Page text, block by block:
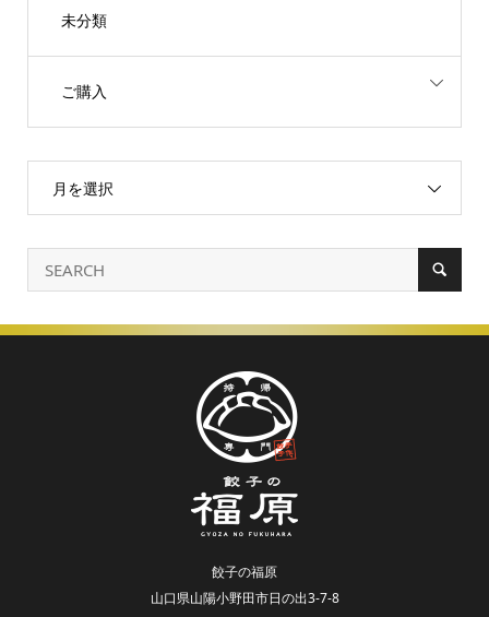
未分類
ご購入
月を選択
餃子の福原
山口県山陽小野田市日の出3-7-8